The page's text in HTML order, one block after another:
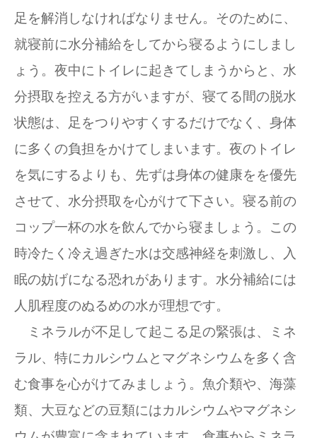
足を解消しなければなりません。そのために、
就寝前に水分補給をしてから寝るようにしまし
ょう。夜中にトイレに起きてしまうからと、水
分摂取を控える方がいますが、寝てる間の脱水
状態は、足をつりやすくするだけでなく、身体
に多くの負担をかけてしまいます。夜のトイレ
を気にするよりも、先ずは身体の健康をを優先
させて、水分摂取を心がけて下さい。寝る前の
コップ一杯の水を飲んでから寝ましょう。この
時冷たく冷え過ぎた水は交感神経を刺激し、入
眠の妨げになる恐れがあります。水分補給には
人肌程度のぬるめの水が理想です。
ミネラルが不足して起こる足の緊張は、ミネ
ラル、特にカルシウムとマグネシウムを多く含
む食事を心がけてみましょう。魚介類や、海藻
類、大豆などの豆類にはカルシウムやマグネシ